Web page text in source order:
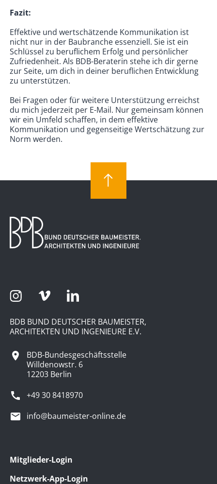
Fazit:
Effektive und wertschätzende Kommunikation ist
nicht nur in der Baubranche essenziell. Sie ist ein
Schlüssel zu beruflichem Erfolg und persönlicher
Zufriedenheit. Als BDB-Beraterin stehe ich dir gerne
zur Seite, um dich in deiner beruflichen Entwicklung
zu unterstützen.
Bei Fragen oder für weitere Unterstützung erreichst
du mich jederzeit per E-Mail. Nur gemeinsam können
wir ein Umfeld schaffen, in dem effektive
Kommunikation und gegenseitige Wertschätzung zur
Norm werden.
BDB BUND DEUTSCHER BAUMEISTER,
ARCHITEKTEN UND INGENIEURE E.V.
BDB-Bundesgeschäftsstelle
Willdenowstr. 6
12203 Berlin
+49 30 8418970
info@baumeister-online.de
Mitglieder-Login
Netzwerk-App-Login